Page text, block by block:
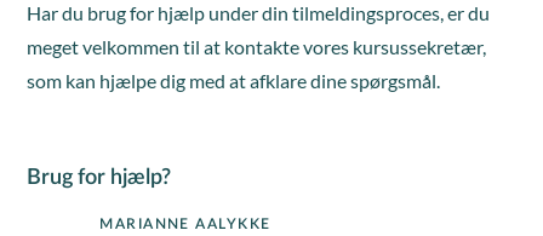
Har du brug for hjælp under din tilmeldingsproces, er du
meget velkommen til at kontakte vores kursussekretær,
som kan hjælpe dig med at afklare dine spørgsmål.
Brug for hjælp?
MARIANNE AALYKKE